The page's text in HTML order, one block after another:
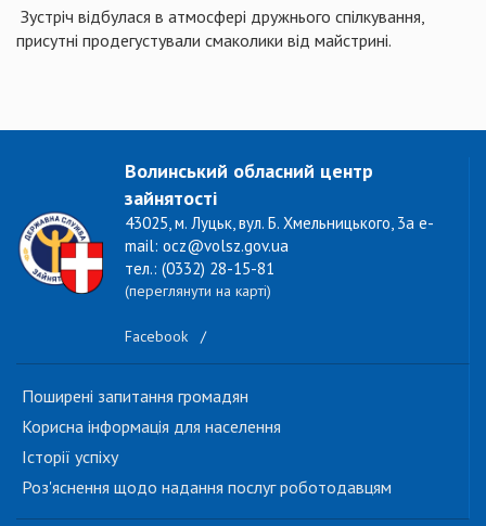
Зустріч відбулася в атмосфері дружнього спілкування,
присутні продегустували смаколики від майстрині.
Волинський обласний центр
зайнятості
43025, м. Луцьк, вул. Б. Хмельницького, 3а e-
mail: ocz@volsz.gov.ua
тел.: (0332) 28-15-81
(переглянути на карті)
Facebook /
Поширені запитання громадян
Корисна інформація для населення
Історії успіху
Роз'яснення щодо надання послуг роботодавцям